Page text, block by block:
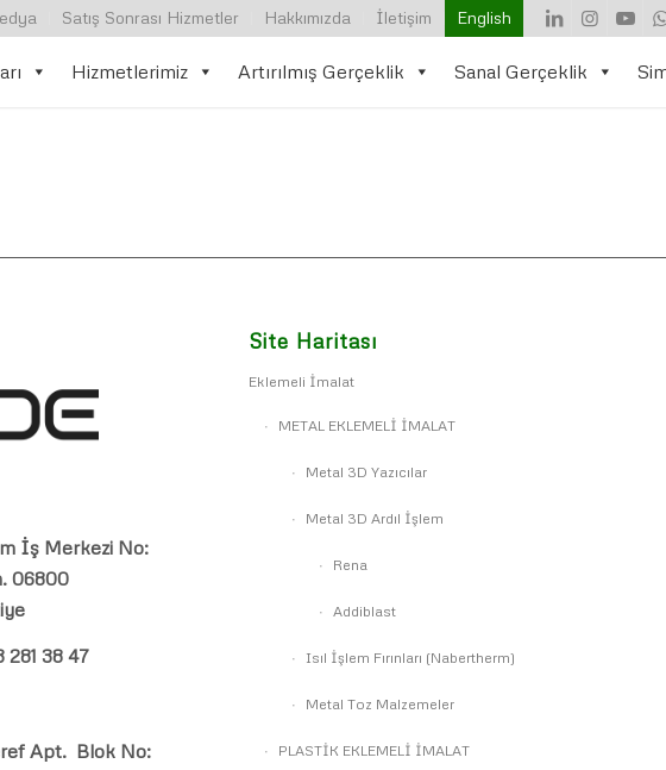
Satış Sonrası Hizmetler Hakkımızda İletişim English
Hizmetlerimiz Artırılmış Gerçeklik Sanal Gerçeklik
İş Merkezi No:
06800
38 47
Apt. Blok No:
Site Haritası
Eklemeli İmalat
METAL EKLEMELİ İMALAT
Metal 3D Yazıcılar
Metal 3D Ardıl İşlem
Rena
Addiblast
Isıl İşlem Fırınları (Nabertherm)
Metal Toz Malzemeler
PLASTİK EKLEMELİ İMALAT